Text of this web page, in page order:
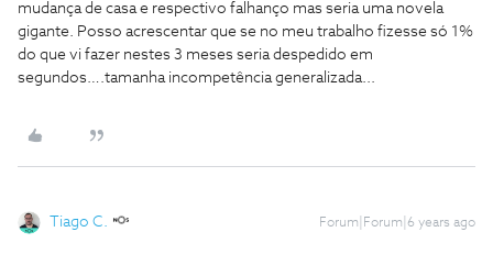
mudança de casa e respectivo falhanço mas seria uma novela
gigante. Posso acrescentar que se no meu trabalho fizesse só 1%
do que vi fazer nestes 3 meses seria despedido em
segundos….tamanha incompetência generalizada...
Tiago C. Forum|Forum|6 years ago